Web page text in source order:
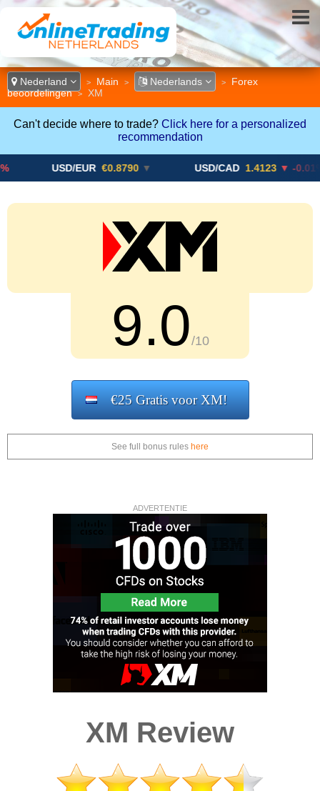
Nederland > Main > Nederlands >
Forex
beoordelingen
> XM
Can't decide where to trade? Click here for a personalized
recommendation
USD/EUR €0.8790 ▼ USD/CAD 1.4123 ▼ -0.01%
9.0/10
€25 Gratis voor XM!
See full bonus rules here
ADVERTENTIE
XM Review